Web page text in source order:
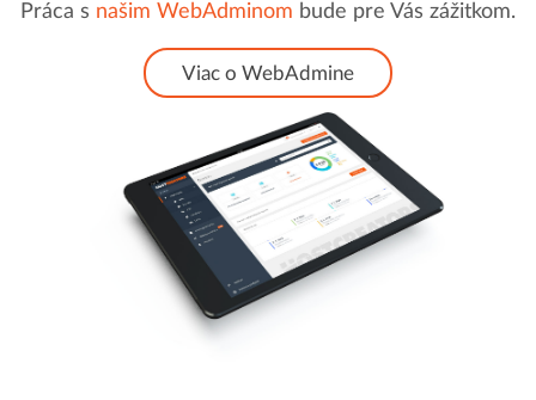
Práca s našim WebAdminom bude pre Vás zážitkom.
Viac o WebAdmine